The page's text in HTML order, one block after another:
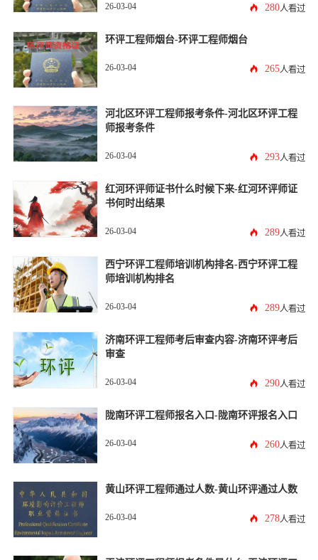
26-03-04 280人看过
环评工程师烟台-环评工程师烟台
26-03-04 265人看过
河北区环评工程师报考条件-河北区环评工程
师报考条件
26-03-04 293人看过
红河环评师证书什么时候下来-红河环评师证
书何时出结果
26-03-04 289人看过
西宁环评工程师培训机构排名-西宁环评工程
师培训机构排名
26-03-04 289人看过
济南环评工程师考后审查内容-济南环评考后
审查
26-03-04 290人看过
陇南环评工程师报名入口-陇南环评报名入口
26-03-04 260人看过
黄山环评工程师通过人数-黄山环评通过人数
26-03-04 278人看过